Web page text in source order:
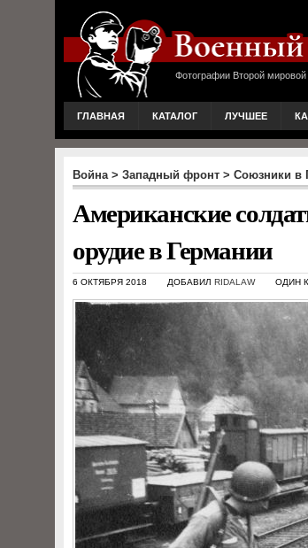
Фотографии Второй
ГЛАВНАЯ КАТАЛОГ ЛУЧШЕЕ
Война> Западный фронт > Союзники в
Американские
орудие в Германии
6 ОКТЯБРЯ 2018 ДОБАВИЛ RIDALAW ОДИН